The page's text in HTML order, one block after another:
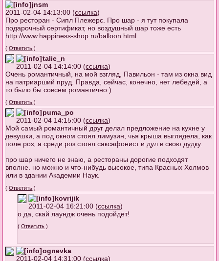
jnsm
2011-02-04 14:13:00 (ссылка)
Про ресторан - Сипл Плежерс. Про шар - я тут покупала
подарочный сертификат, но воздушный шар тоже есть
http://www.happiness-shop.ru/balloon.html
(Ответить )
talie_n
2011-02-04 14:14:00 (ссылка)
Очень романтичный, на мой взгляд, Павильон - там из окна вид
на патриарший пруд. Правда, сейчас, конечно, нет лебедей, а
то было бы совсем романтично:)
(Ответить )
puma_po
2011-02-04 14:15:00 (ссылка)
Мой самый романтичный друг делал предложение на кухне у
девушки, а под окном стоял лимузин, чья крыша выглядела, как
поле роз, а среди роз стоял саксафонист и дул в свою дудку.
про шар ничего не знаю, а рестораны дорогие подходят
вполне. но можно и что-нибудь высокое, типа Красных Холмов
или в здании Академии Наук.
(Ответить )
kovrijik
2011-02-04 16:21:00 (ссылка)
о да, скай лаундж очень подойдет!
(Ответить )
ognevka
2011-02-04 14:31:00 (ссылка)